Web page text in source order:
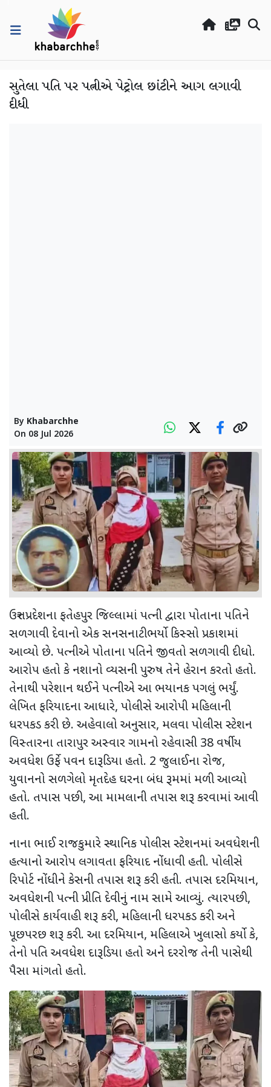
સુતેલા પતિ પર પત્નીએ પેટ્રોલ છાંટીને આગ લગાવી
દીધી
By Khabarchhe
On 08 Jul 2026
ઉત્તર પ્રદેશના ફતેહપુર જિલ્લામાં પત્ની દ્વારા પોતાના પતિને
સળગાવી દેવાનો એક સનસનાટીભર્યો કિસ્સો પ્રકાશમાં
આવ્યો છે. પત્નીએ પોતાના પતિને જીવતો સળગાવી દીધો.
આરોપ હતો કે નશાનો વ્યસની પુરુષ તેને હેરાન કરતો હતો.
તેનાથી પરેશાન થઈને પત્નીએ આ ભયાનક પગલું ભર્યું.
લેખિત ફરિયાદના આધારે, પોલીસે આરોપી મહિલાની
ધરપકડ કરી છે. અહેવાલો અનુસાર, મલવા પોલીસ સ્ટેશન
વિસ્તારના તારાપુર અસ્વાર ગામનો રહેવાસી 38 વર્ષીય
અવધેશ ઉર્ફે પવન દારૂડિયા હતો. 2 જુલાઈના રોજ,
યુવાનનો સળગેલો મૃતદેહ ઘરના બંધ રૂમમાં મળી આવ્યો
હતો. તપાસ પછી, આ મામલાની તપાસ શરૂ કરવામાં આવી
હતી.
નાના ભાઈ રાજકુમારે સ્થાનિક પોલીસ સ્ટેશનમાં અવધેશની
હત્યાનો આરોપ લગાવતા ફરિયાદ નોંધાવી હતી. પોલીસે
રિપોર્ટ નોંધીને કેસની તપાસ શરૂ કરી હતી. તપાસ દરમિયાન,
અવધેશની પત્ની પ્રીતિ દેવીનું નામ સામે આવ્યું. ત્યારપછી,
પોલીસે કાર્યવાહી શરૂ કરી, મહિલાની ધરપકડ કરી અને
પૂછપરછ શરૂ કરી. આ દરમિયાન, મહિલાએ ખુલાસો કર્યો કે,
તેનો પતિ અવધેશ દારૂડિયા હતો અને દરરોજ તેની પાસેથી
પૈસા માંગતો હતો.